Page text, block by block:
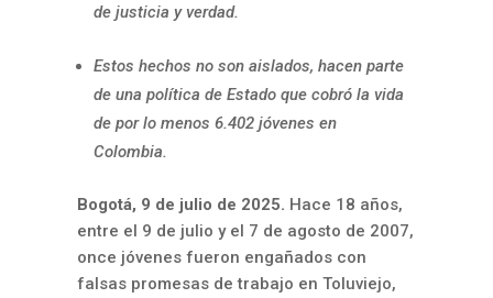
de justicia y verdad.
Estos hechos no son aislados, hacen parte
de una política de Estado que cobró la vida
de por lo menos 6.402 jóvenes en
Colombia.
Bogotá, 9 de julio de 2025. Hace 18 años,
entre el 9 de julio y el 7 de agosto de 2007,
once jóvenes fueron engañados con
falsas promesas de trabajo en Toluviejo,